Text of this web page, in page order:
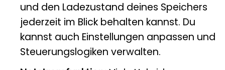
und den Ladezustand deines Speichers
jederzeit im Blick behalten kannst. Du
kannst auch Einstellungen anpassen und
Steuerungslogiken verwalten.